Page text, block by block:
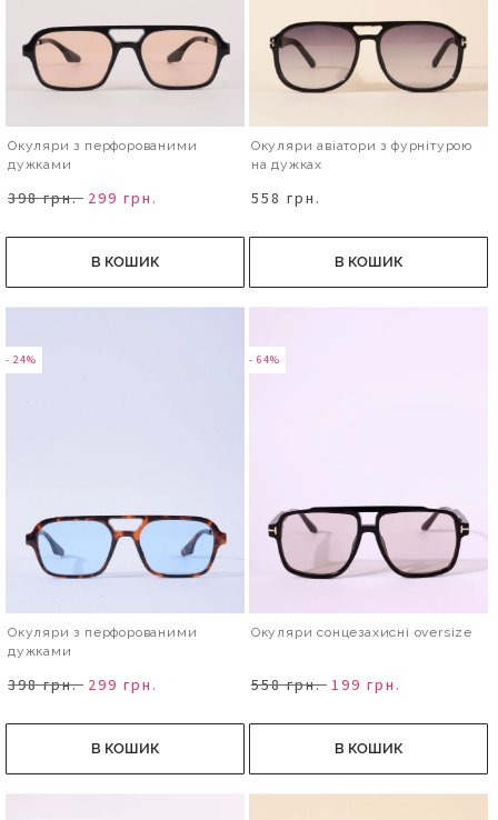
Окуляри з перфорованими
дужками
398 грн. 299 грн.
В КОШИК
Окуляри авіатори з фурнітурою
на дужках
558 грн.
В КОШИК
- 24%
Окуляри з перфорованими
дужками
398 грн. 299 грн.
В КОШИК
- 64%
Окуляри сонцезахисні oversize
558 грн. 199 грн.
В КОШИК